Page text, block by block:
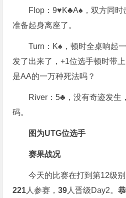
Flop：9♥️K♣️A♠️，双方同时
准备起身离座了。
Turn：K♠️，顿时全桌响起
发了出来了，+1位选手顿时带
是AA的一万种死法吗？
River：5♣️，没有奇迹发生
码。
图为UTG位选手
赛果战况
今天的比赛在打到第12级
221 人参赛，39 人晋级Day2。